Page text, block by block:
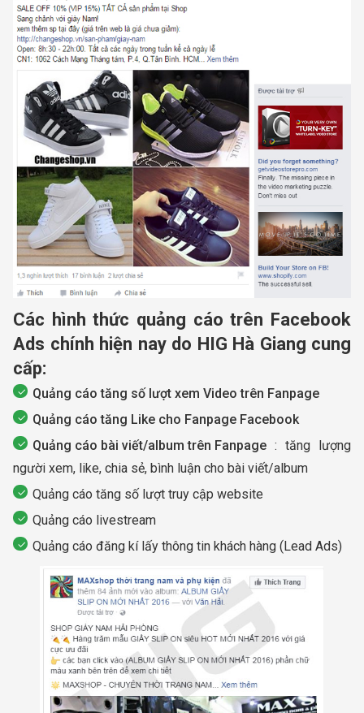
Các hình thức quảng cáo trên Facebook
Ads chính hiện nay do HIG Hà Giang cung
cấp:
Quảng cáo tăng số lượt xem Video trên Fanpage
Quảng cáo tăng Like cho Fanpage Facebook
Quảng cáo bài viết/album trên Fanpage: tăng lượng
người xem, like, chia sẻ, bình luận cho bài viết/album
Quảng cáo tăng số lượt truy cập website
Quảng cáo livestream
Quảng cáo đăng kí lấy thông tin khách hàng (Lead Ads)